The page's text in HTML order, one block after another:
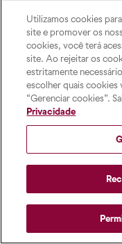
Utilizamos cookies
site e promover os
cookies, você terá
site. Ao rejeitar os
estritamente
escolher quais cookies
“Gerenciar cookies”.
Privacidade